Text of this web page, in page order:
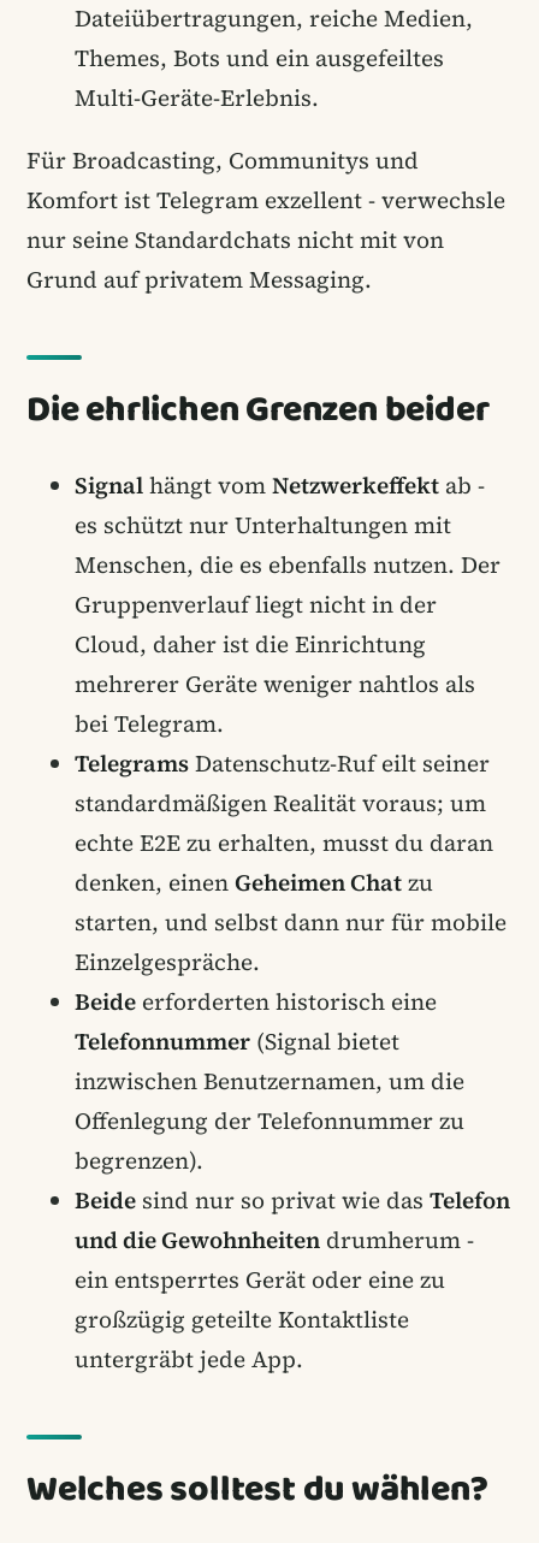
Dateiübertragungen, reiche Medien,
Themes, Bots und ein ausgefeiltes
Multi-Geräte-Erlebnis.
Für Broadcasting, Communitys und
Komfort ist Telegram exzellent - verwechsle
nur seine Standardchats nicht mit von
Grund auf privatem Messaging.
Die ehrlichen Grenzen beider
Signalhängt vomNetzwerkeffekt ab -
es schützt nur Unterhaltungen mit
Menschen, die es ebenfalls nutzen. Der
Gruppenverlauf liegt nicht in der
Cloud, daher ist die Einrichtung
mehrerer Geräte weniger nahtlos als
bei Telegram.
TelegramsDatenschutz-Ruf eilt seiner
standardmäßigen Realität voraus; um
echte E2E zu erhalten, musst du daran
denken, einenGeheimen Chatzu
starten, und selbst dann nur für mobile
Einzelgespräche.
Beide erforderten historisch eine
Telefonnummer (Signal bietet
inzwischen Benutzernamen, um die
Offenlegung der Telefonnummer zu
begrenzen).
Beide sind nur so privat wie das Telefon
und die Gewohnheiten drumherum -
ein entsperrtes Gerät oder eine zu
großzügig geteilte Kontaktliste
untergräbt jede App.
Welches solltest du wählen?